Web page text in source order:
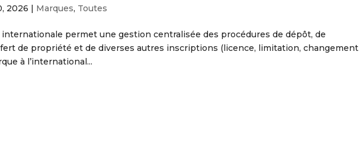
2026 | Marques, Toutes
internationale permet une gestion centralisée des procédures de dépôt, de
de propriété et de diverses autres inscriptions (licence, limitation, changement
à l’international...